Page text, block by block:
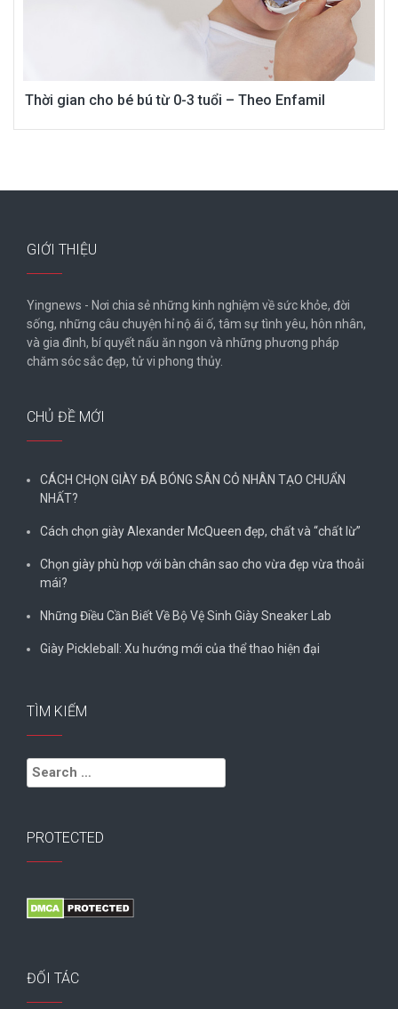
Thời gian cho bé bú từ 0-3 tuổi – Theo Enfamil
GIỚI THIỆU
Yingnews - Nơi chia sẻ những kinh nghiệm về sức khỏe, đời
sống, những câu chuyện hỉ nộ ái ố, tâm sự tình yêu, hôn nhân,
và gia đình, bí quyết nấu ăn ngon và những phương pháp
chăm sóc sắc đẹp, tử vi phong thủy.
CHỦ ĐỀ MỚI
CÁCH CHỌN GIÀY ĐÁ BÓNG SÂN CỎ NHÂN TẠO CHUẨN
NHẤT?
Cách chọn giày Alexander McQueen đẹp, chất và “chất lừ”
Chọn giày phù hợp với bàn chân sao cho vừa đẹp vừa thoải
mái?
Những Điều Cần Biết Về Bộ Vệ Sinh Giày Sneaker Lab
Giày Pickleball: Xu hướng mới của thể thao hiện đại
TÌM KIẾM
Search
for:
PROTECTED
ĐỐI TÁC